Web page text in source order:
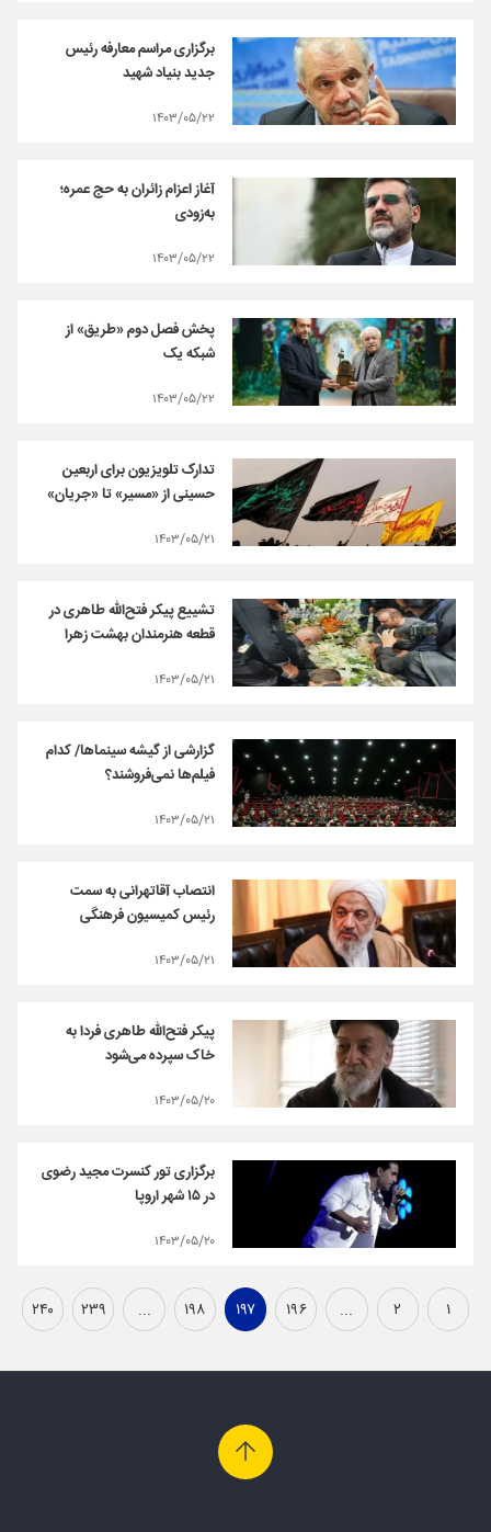
برگزاری مراسم معارفه رئیس
جدید بنیاد شهید
۱۴۰۳/۰۵/۲۲
آغاز اعزام زائران به حج عمره؛
به‌زودی
۱۴۰۳/۰۵/۲۲
پخش فصل دوم «طریق» از
شبکه یک
۱۴۰۳/۰۵/۲۲
تدارک تلویزیون برای اربعین
حسینی از «مسیر» تا «جریان»
۱۴۰۳/۰۵/۲۱
تشییع پیکر فتح‌الله طاهری در
قطعه هنرمندان بهشت زهرا
۱۴۰۳/۰۵/۲۱
گزارشی از گیشه سینماها/ کدام
فیلم‌ها نمی‌فروشند؟
۱۴۰۳/۰۵/۲۱
انتصاب آقاتهرانی به سمت
رئیس کمیسیون فرهنگی
۱۴۰۳/۰۵/۲۱
پیکر فتح‌الله طاهری فردا به
خاک سپرده می‌شود
۱۴۰۳/۰۵/۲۰
برگزاری تور کنسرت مجید رضوی
در ۱۵ شهر اروپا
۱۴۰۳/۰۵/۲۰
۱ ۲ ... ۱۹۶ ۱۹۷ ۱۹۸ ... ۲۳۹ ۲۴۰